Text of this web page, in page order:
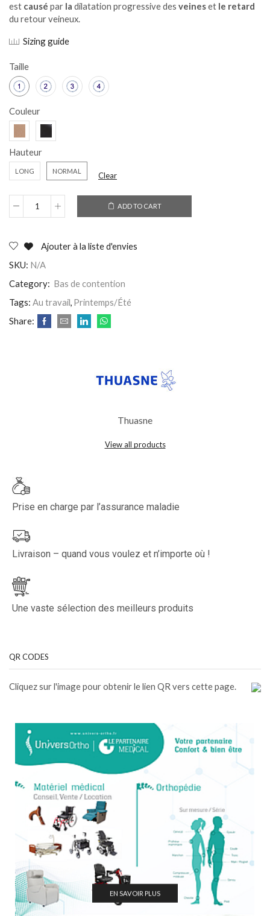
est causé par la dilatation progressive des veineset le retard
du retour veineux.
Sizing guide
Taille
Couleur
Hauteur
LONG NORMAL Clear
ADD TO CART
Ajouter à la liste d'envies
SKU: N/A
Category: Bas de contention
Tags: Au travail, Printemps/Été
Share:
Thuasne
View all products
Prise en charge par l’assurance maladie
Livraison – quand vous voulez et n’importe où !
Une vaste sélection des meilleurs produits
QR CODES
Cliquez sur l'image pour obtenir le lien QR vers cette page.
EN SAVOIR PLUS